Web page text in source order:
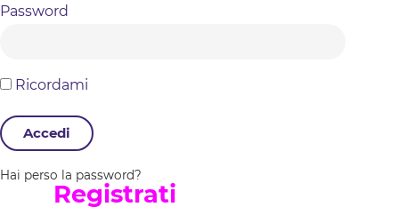
Password
Ricordami
Accedi
Hai perso la password?
Registrati